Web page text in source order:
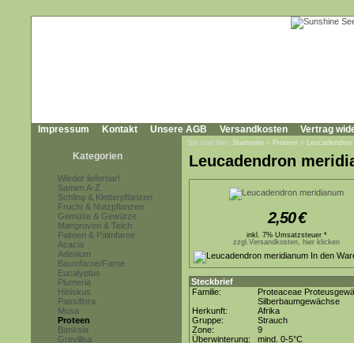
Impressum Kontakt Unsere AGB Versandkosten Vertrag
Kategorien
Wieder lieferbar!
Samen A-Z
Schling & Kletterpflanzen
Frucht & Nutzpflanzen
Gemüse & Gewürze
Mangroven & Teich
Palmen & Palmfarne
Acacia
Adenium
Baumfarne/Farne
Eucalyptus
Plumeria
Hibiskus
Passiflora
Musa
Proteen
Banksia
Grevillea
Sie sind hier: Startseite » Proteen » Leucadendron
Leucadendron
2,50€
inkl. 7% Umsatzsteuer *
zzgl.Versandkosten, hier klicken
Steckbrief
Familie:
Proteaceae
Silberbaumgewächse
Herkunft:
Afrika
Gruppe:
Strauch
Zone:
9
Überwinterung:
mind. 0-5°C